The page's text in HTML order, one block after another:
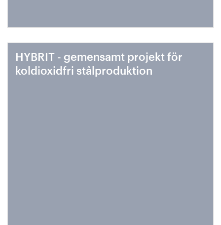
HYBRIT - gemensamt projekt för
koldioxidfri stålproduktion